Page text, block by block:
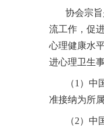
协会宗
流工作，促
心理健康水
进心理卫生
（1）中
准接纳为所
（2）中